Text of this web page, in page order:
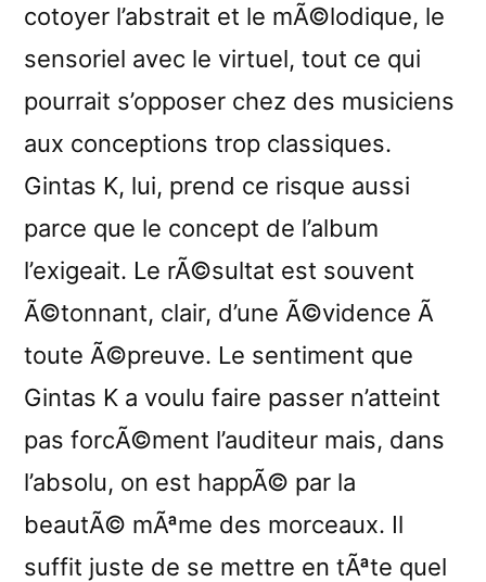
cotoyer l’abstrait et le mÃ©lodique, le
sensoriel avec le virtuel, tout ce qui
pourrait s’opposer chez des musiciens
aux conceptions trop classiques.
Gintas K, lui, prend ce risque aussi
parce que le concept de l’album
l’exigeait. Le rÃ©sultat est souvent
Ã©tonnant, clair, d’une Ã©vidence Ã
toute Ã©preuve. Le sentiment que
Gintas K a voulu faire passer n’atteint
pas forcÃ©ment l’auditeur mais, dans
l’absolu, on est happÃ© par la
beautÃ© mÃªme des morceaux. Il
suffit juste de se mettre en tÃªte quel